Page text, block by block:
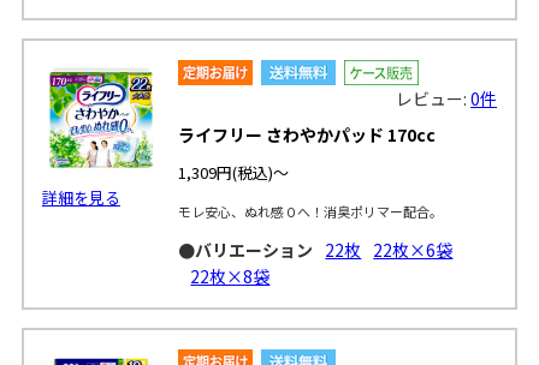
詳細を見る
レビュー:0件
ライフリー さわやかパッド 170cc
1,309円(税込)～
モレ安心、ぬれ感０へ！消臭ポリマー配合。
●バリエーション 22枚 22枚×6袋
22枚×8袋